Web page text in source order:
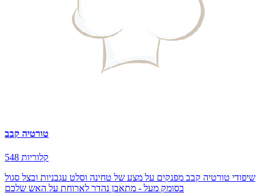
טורטיה קבב
548 קלוריות
שיפודי טורטיה קבב מפנקים על מצע של טחינה וסלט עגבניות ובצל סגול
בסומק מעל - מתאבן נהדר לארוחת על האש שלכם